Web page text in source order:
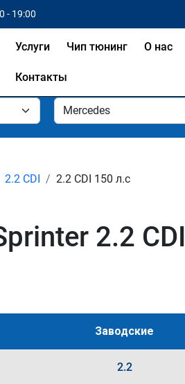
- 19:00
Услуги Чип тюнинг О нас
Контакты
2.2 CDI 2.2 CDI 150 л.с
2.2
Заводские
2.2